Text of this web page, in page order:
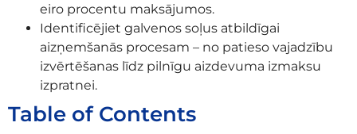
eiro procentu maksājumos.
Identificējiet galvenos soļus atbildīgai
aizņemšanās procesam – no patieso vajadzību
izvērtēšanas līdz pilnīgu aizdevuma izmaksu
izpratnei.
Table of Contents